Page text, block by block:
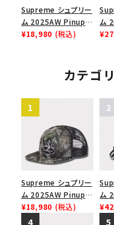
Supreme シュプリー
ム 2025AW Pinup
Mesh Back 5-Panel
ップ トゥルーティン
バーHTC フォールカ
¥18,980 (税込)
ム
エ
ー
カテゴ
Supreme シュプリー
ム 2025AW Pinup
Mesh Back 5-Panel
Capピンアップ メッシ
¥18,980 (税込)
ム